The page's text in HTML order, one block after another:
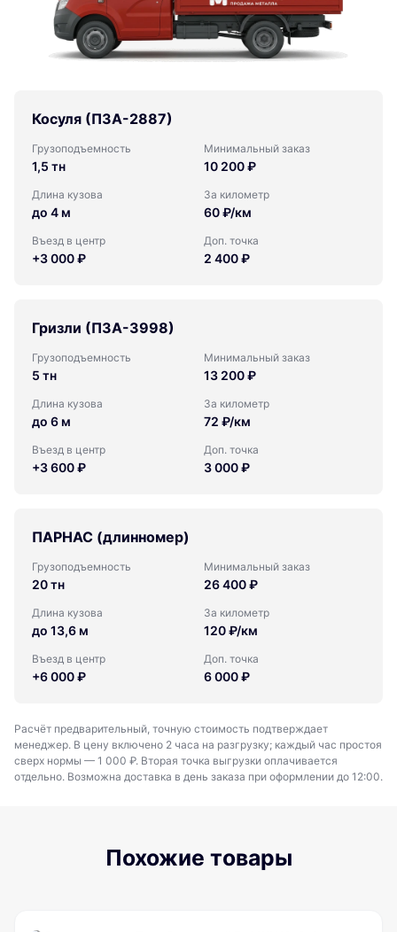
Косуля (ПЗА-2887)
Грузоподъемность
1,5 тн
Минимальный заказ
10 200 ₽
Длина кузова
до 4 м
За километр
60 ₽/км
Въезд в центр
+3 000 ₽
Доп. точка
2 400 ₽
Гризли (ПЗА-3998)
Грузоподъемность
5 тн
Минимальный заказ
13 200 ₽
Длина кузова
до 6 м
За километр
72 ₽/км
Въезд в центр
+3 600 ₽
Доп. точка
3 000 ₽
ПАРНАС (длинномер)
Грузоподъемность
20 тн
Минимальный заказ
26 400 ₽
Длина кузова
до 13,6 м
За километр
120 ₽/км
Въезд в центр
+6 000 ₽
Доп. точка
6 000 ₽
Расчёт предварительный, точную стоимость подтверждает
менеджер. В цену включено 2 часа на разгрузку; каждый час простоя
сверх нормы — 1 000 ₽. Вторая точка выгрузки оплачивается
отдельно. Возможна доставка в день заказа при оформлении до 12:00.
Похожие товары